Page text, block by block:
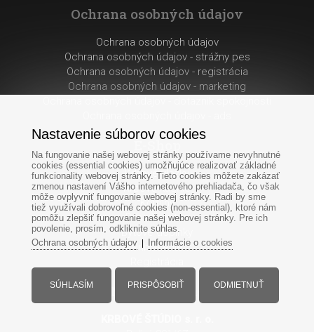
Ochrana osobných údajov
Ochrana osobných údajov
Ochrana osobných údajov - strážny pes
Ochrana osobných údajov - registrácia
Ochrana osobných údajov - marketing
Krbové vložky
Krbové kachle
Komíny
Príslušenstvo
Bytové doplnky
Prihlásenie
Naša predajňa
Nastavenie súborov cookies
Na fungovanie našej webovej stránky používame nevyhnutné
cookies (essential cookies) umožňujúce realizovať základné
funkcionality webovej stránky. Tieto cookies môžete zakázať
zmenou nastavení Vášho internetového prehliadača, čo však
môže ovplyvniť fungovanie webovej stránky. Radi by sme
tiež využívali dobrovoľné cookies (non-essential), ktoré nám
pomôžu zlepšiť fungovanie našej webovej stránky. Pre ich
povolenie, prosím, odkliknite súhlas.
Ochrana osobných údajov| Informácie o cookies
SÚHLASÍM PRISPÔSOBIŤ ODMIETNUŤ